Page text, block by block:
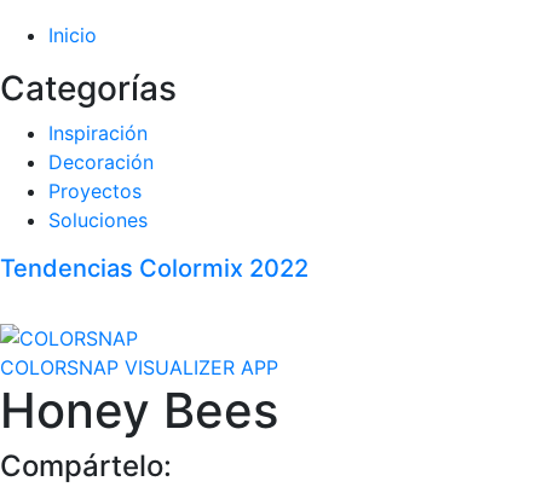
Inicio
Categorías
Inspiración
Decoración
Proyectos
Soluciones
Tendencias Colormix 2022
COLORSNAP VISUALIZER APP
Honey Bees
Compártelo: